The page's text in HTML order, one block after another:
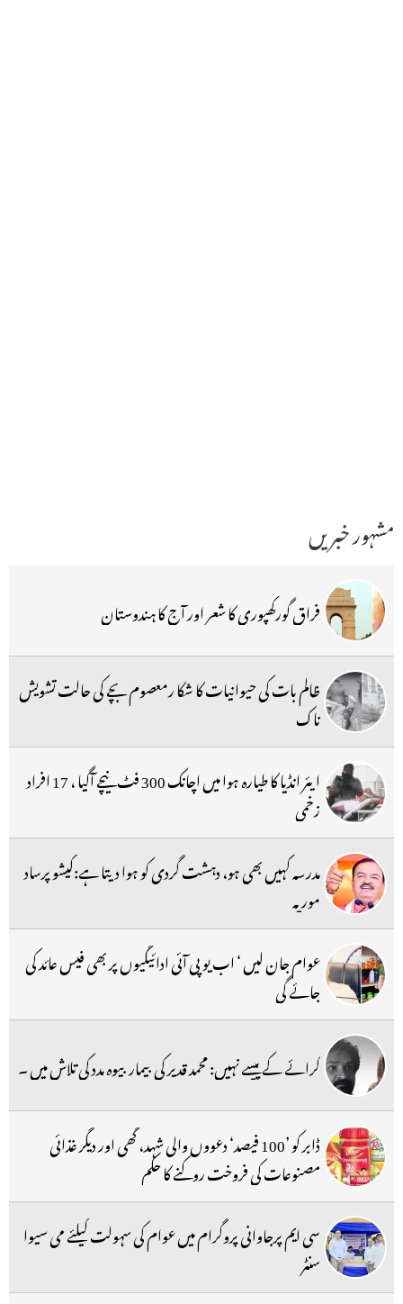
مشہور خبریں
فراق گورکھپوری کا شعر اور آج کا ہندوستان
ظالم بات کی حیوانیات کا شکا رمعصوم بچے کی حالت تشویش
ناک
ایئر انڈیا کا طیارہ ہوا میں اچانک 300 فٹ نیچے آگیا ، 17 افراد
زخمی
مدرسہ کہیں بھی ہو، دہشت گردی کو ہوا دیتا ہے:کیشو پرساد
موریہ
عوام جان لیں ‘ اب یو پی آئی ادائیگیوں پر بھی فیس عائد کی
جائے گی
کرائے کے پیسے نہیں: محمد قدیر کی بیمار بیوہ مدد کی تلاش میں ۔
ڈابر کو ’100 فیصد‘ دعووں والی شہد، گھی اور دیگر غذائی
مصنوعات کی فروخت روکنے کا حکم
سی ایم پرجاوانی پروگرام میں عوام کی سہولت کیلئے می سیوا
سنٹر